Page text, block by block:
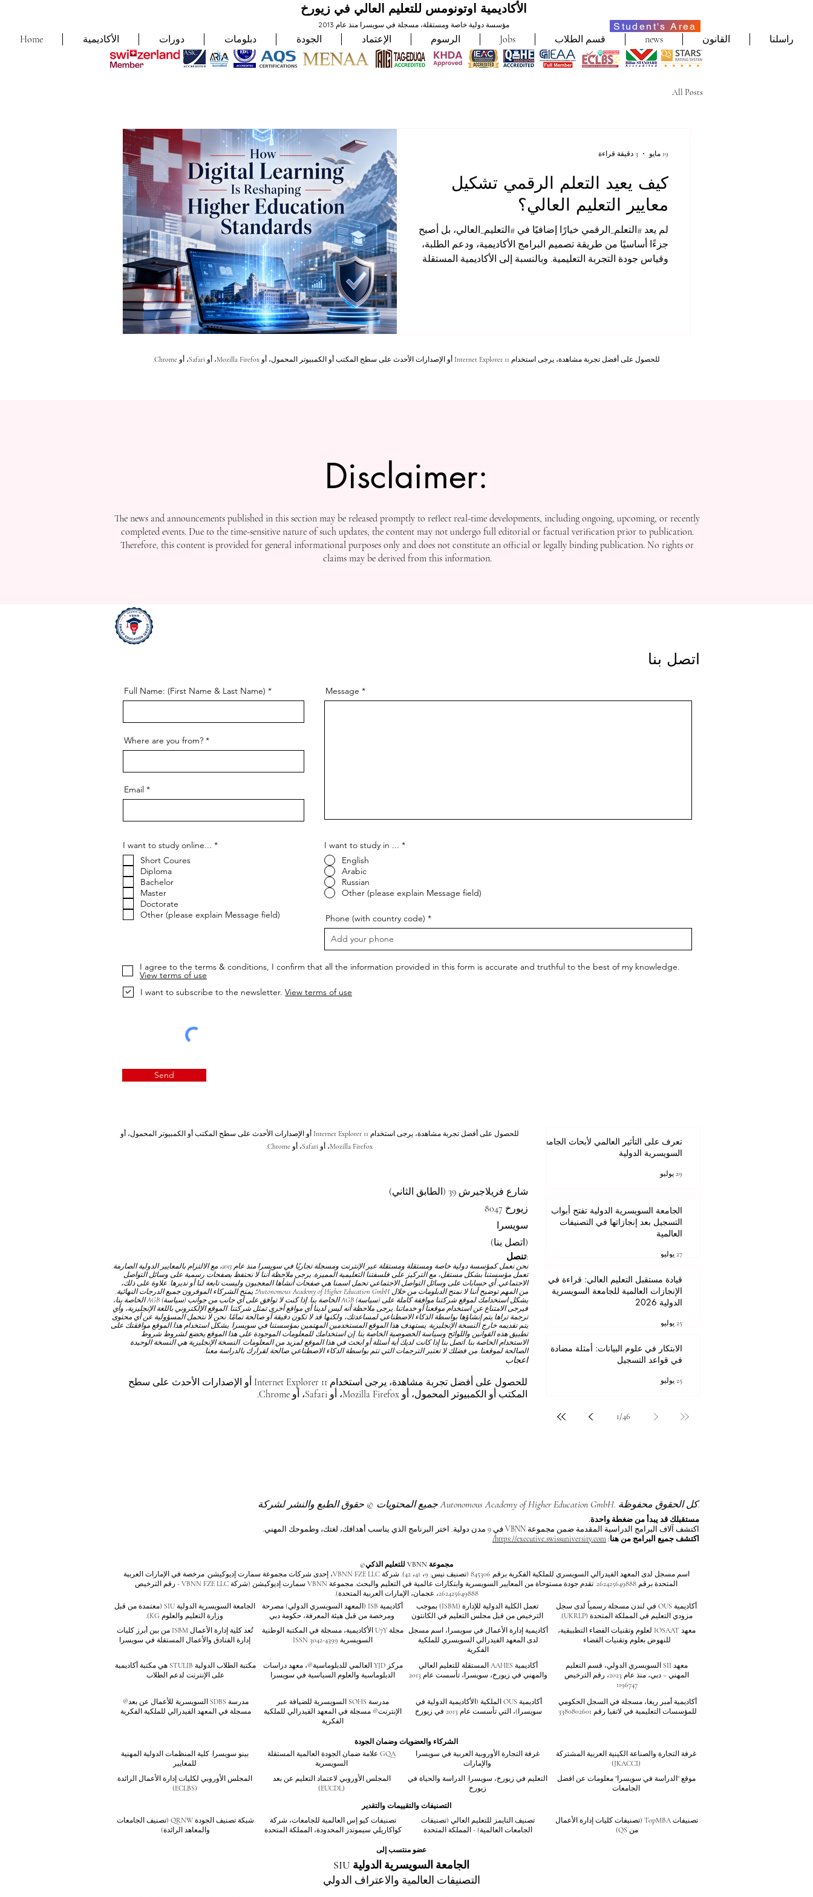
الأكاديمية اوتونومس للتعليم العالي في زيورخ
مؤسسة دولية خاصة ومستقلة، مسجلة في سويسرا منذ عام 2013 Student's Area
Home الأكاديمية دورات دبلومات الجودة الإعتماد الرسوم Jobs قسم الطلاب news القانون راسلنا
All Posts
كيف يعيد التعلم الرقمي تشكيل
معايير التعليم العالي؟
لم يعد #التعلم_الرقمي خيارًا إضافيًا في #التعليم_العالي، بل أصبح
جزءًا أساسيًا من طريقة تصميم البرامج الأكاديمية، ودعم الطلبة،
وقياس جودة التجربة التعليمية. وبالنسبة إلى الأكاديمية المستقلة
19 مايو 3 دقيقة قراءة
للحصول على أفضل تجربة مشاهدة، يرجى استخدام Internet Explorer 11 أو الإصدارات الأحدث على سطح المكتب أو الكمبيوتر المحمول، أو Mozilla Firefox، أو Safari، أو Chrome.
Disclaimer:
The news and announcements published in this section may be released promptly to reflect real-time developments, including ongoing, upcoming, or recently
completed events. Due to the time-sensitive nature of such updates, the content may not undergo full editorial or factual verification prior to publication.
Therefore, this content is provided for general informational purposes only and does not constitute an official or legally binding publication. No rights or
claims may be derived from this information.
اتصل بنا
Full Name: (First Name & Last Name)
Where are you from?
Email
Message
I want to study online... *إ
Short Coures
Diploma
Bachelor
Master
Doctorate
Other (please explain Message field)
I want to study in ... *
English
Arabic
Russian
Other (please explain Message field)
Phone (with country code)
I agree to the terms & conditions, I confirm that all the information provided in this form is accurate and truthful to the best of my knowledge.
View terms of use
I want to subscribe to the newsletter. View terms of use
Send
للحصول على أفضل تجربة مشاهدة، يرجى استخدام Internet Explorer 11 أو الإصدارات الأحدث على سطح المكتب أو الكمبيوتر المحمول، أو
Mozilla Firefox، أو Safari، أو Chrome.
عنوان
شارع فريلاجيرش 39 (الطابق الثاني)
8047 زيورخ
سويسرا
(اتصل بنا)
تنصل:
نحن نعمل كمؤسسة دولية خاصة ومستقلة ومستقلة عبر الإنترنت ومسجلة تجاريًا في سويسرا منذ عام 2013، مع الالتزام بالمعايير الدولية الصارمة.
تعمل مؤسستنا بشكل مستقل، مع التركيز على فلسفتنا التعليمية المميزة. يرجى ملاحظة أننا لا نحتفظ بصفحات رسمية على وسائل التواصل
الاجتماعي. أي حسابات على وسائل التواصل الاجتماعي تحمل اسمنا هي صفحات أنشأها المعجبون وليست تابعة لنا أو نديرها. علاوة على ذلك،
من المهم توضيح أننا لا نمنح الدبلومات من خلال Autonomous Academy of Higher Education GmbH؛ يمنح الشركاء الموقرون جميع الدرجات النهائية.
يشكل استخدامك لموقع شركتنا موافقة كاملة على (سياسة) AGB الخاصة بنا. إذا كنت لا توافق على أي جانب من جوانب (سياسة) AGB
الخاصة بنا،
فيرجى الامتناع عن استخدام موقعنا أو خدماتنا. يرجى ملاحظة أنه ليس لدينا أي مواقع أخرى تمثل شركتنا. الموقع الإلكتروني باللغة الإنجليزية، وأي
ترجمة تراها يتم إنشاؤها بواسطة الذكاء الاصطناعي لمساعدتك، ولكنها قد لا تكون دقيقة أو صالحة تمامًا. نحن لا نتحمل المسؤولية عن أي محتوى
يتم تقديمه خارج النسخة الإنجليزية. يستهدف هذا الموقع المستخدمين المهتمين بمؤسستنا في سويسرا. يشكل استخدام هذا الموقع موافقتك على
تطبيق هذه القوانين واللوائح وسياسة الخصوصيةالخاصة بنا. إن استخدامك للمعلومات الموجودة على هذا الموقع يخضع لشروط شروط
الاستخدامالخاصة بنا. اتصل بنا إذا كانت لديك أية أسئلة أو ابحث في هذا الموقع لمزيد من المعلومات. النسخة الإنجليزية هي النسخة الوحيدة
الصالحة لموقعنا. من فضلك لا تعتبر الترجمات التي تتم بواسطة الذكاء الاصطناعي صالحة لقرارك بالدراسة معنا.
اعجاب
تعرف على التأثير العالمي لأبحاث الجامعة
السويسرية الدولية
29 يوليو
الجامعة السويسرية الدولية تفتح أبواب
التسجيل بعد إنجازاتها في التصنيفات
العالمية
27 يوليو
قيادة مستقبل التعليم العالي: قراءة في
الإنجازات العالمية للجامعة السويسرية
الدولية 2026
25 يوليو
الابتكار في علوم البيانات: أمثلة مضادة
في قواعد التسجيل
25 يوليو
1/46
للحصول على أفضل تجربة مشاهدة، يرجى استخدام Internet Explorer 11 أو الإصدارات الأحدث على سطح
المكتب أو الكمبيوتر المحمول، أو Mozilla Firefox، أو Safari، أو Chrome.
جميع المحتويات © حقوق الطبع والنشر لشركة Autonomous Academy of Higher Education GmbH. كل الحقوق محفوظة.
مستقبلك قد يبدأ من ضغطة واحدة.
اكتشف آلاف البرامج الدراسية المقدمة ضمن مجموعة VBNN في 9 مدن دولية. اختر البرنامج الذي يناسب أهدافك، لغتك، وطموحك المهني.
اكتشف جميع البرامج من هنا:https://executive.swissuniversity.com/
مجموعة VBNN للتعليم الذكي©
اسم مسجل لدى المعهد الفيدرالي السويسري للملكية الفكرية برقم 845306 (تصنيف نيس: 9، 41، 42). شركة VBNN FZE LLC، إحدى شركات مجموعة سمارت إديوكيشن. مرخصة في الإمارات العربية
المتحدة برقم 262425649888. تقدم جودة مستوحاة من المعايير السويسرية وابتكارات عالمية في التعليم والبحث. مجموعة VBNN سمارت إديوكيشن (شركة VBNN FZE LLC - رقم الترخيص
262425649888، عجمان، الإمارات العربية المتحدة).
الجامعة السويسرية الدوليةSIU
(معتمدة من قبل
وزارة التعليم والعلوم KG).
أكاديمية ISB (المعهد السويسري الدولي) مصرحة
ومرخصة من قبل هيئة المعرفة، حكومة دبي
تعمل الكلية الدولية للإدارة (ISBM) بموجب
الترخيص من قبل مجلس التعليم في الكانتون
أكاديمية OUS في لندن مسجلة رسمياً لدى سجل
مزودي التعليم في المملكة المتحدة (UKRLP).
تُعد كلية إدارة الأعمال ISBM من بين أبرز كليات
إدارة الفنادق والأعمال المستقلة في سويسرا
مجلة U7Y الأكاديمية، مسجلة في المكتبة الوطنية
السويسرية ISSN 3042-4399
أكاديمية إدارة الأعمال في سويسرا، اسم مسجل
لدى المعهد الفيدرالي السويسري للملكية
الفكرية
معهد IOSAAT لعلوم وتقنيات الفضاء التطبيقية،
للنهوض بعلوم وتقنيات الفضاء
مكتبة الطلاب الدولية STULIB هي مكتبة أكاديمية
على الإنترنت لدعم الطلاب
مركز YJD العالمي للدبلوماسية®، معهد دراسات
الدبلوماسية والعلوم السياسية في سويسرا
أكاديمية AAHES المستقلة للتعليم العالي
والمهني في زيورخ، سويسرا، تأسست عام 2013
معهد SII السويسري الدولي، قسم التعليم
المهني – دبي، منذ عام 2023، رقم الترخيص
1196747
مدرسة SDBS السويسرية للأعمال عن بعد®
مسجلة في المعهد الفيدرالي للملكية الفكرية
مدرسة SOHS السويسرية للضيافة عبر
الإنترنت® مسجلة في المعهد الفيدرالي للملكية
الفكرية
أكاديمية OUS الملكية (الأكاديمية الدولية في
سويسرا)، التي تأسست عام 2013 في زيورخ
أكاديمية أمبر ريغا، مسجلة في السجل الحكومي
للمؤسسات التعليمية في لاتفيا رقم 3380802601
الشركاء والعضويات وضمان الجودة
بينو سويسرا: كلية المنظمات الدولية المهنية
للمعايير
GQA علامة ضمان الجودة العالمية المستقلة
السويسرية
غرفة التجارة الأوروبية العربية في سويسرا
والإمارات
غرفة التجارة والصناعة الكينية العربية المشتركة
(JKACCI)
المجلس الأوروبي لكليات إدارة الأعمال الرائدة
(ECLBS)
المجلس الأوروبي لاعتماد التعليم عن بعد
(EUCDL)
التعليم في زيورخ، سويسرا: الدراسة والحياة في
زيورخ
موقع "الدراسة في سويسرا" معلومات عن افضل
الجامعات
التصنيفات والتقييمات والتقدير
شبكة تصنيف الجودة QRNW (تصنيف الجامعات
والمعاهد الرائدة)
تصنيفات كيو إس العالمية للجامعات، شركة
كواكاريلي سيموندز المحدودة، المملكة المتحدة
تصنيف التايمز للتعليم العالي (تصنيفات
الجامعات العالمية) - المملكة المتحدة
تصنيفات TopMBA (تصنيفات كليات إدارة الأعمال
من QS)
عضو منتسب إلى
الجامعة السويسرية الدولية SIU
التصنيفات العالمية والاعتراف الدولي